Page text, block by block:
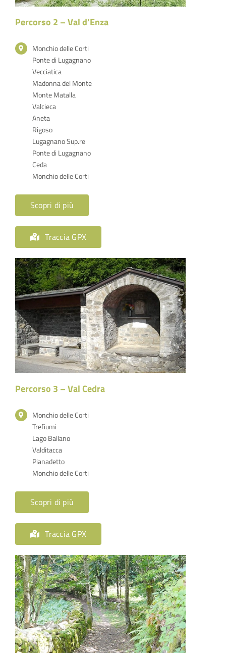
Percorso 2 – Val d’Enza
Monchio delle Corti
Ponte di Lugagnano
Vecciatica
Madonna del Monte
Monte Matalla
Valcieca
Aneta
Rigoso
Lugagnano Sup.re
Ponte di Lugagnano
Ceda
Monchio delle Corti
Scopri di più
Traccia GPX
Percorso 3 – Val Cedra
Monchio delle Corti
Trefiumi
Lago Ballano
Valditacca
Pianadetto
Monchio delle Corti
Scopri di più
Traccia GPX